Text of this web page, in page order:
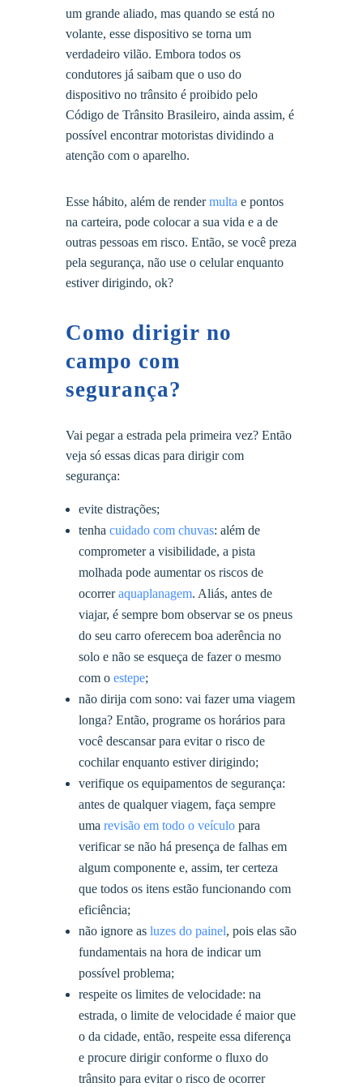
um grande aliado, mas quando se está no
volante, esse dispositivo se torna um
verdadeiro vilão. Embora todos os
condutores já saibam que o uso do
dispositivo no trânsito é proibido pelo
Código de Trânsito Brasileiro, ainda assim, é
possível encontrar motoristas dividindo a
atenção com o aparelho.
Esse hábito, além de rendermulta e pontos
na carteira, pode colocar a sua vida e a de
outras pessoas em risco. Então, se você preza
pela segurança, não use o celular enquanto
estiver dirigindo, ok?
Como dirigir no
campo com
segurança?
Vai pegar a estrada pela primeira vez? Então
veja só essas dicas para dirigir com
segurança:
evite distrações;
tenha cuidado com chuvas: além de
comprometer a visibilidade, a pista
molhada pode aumentar os riscos de
ocorreraquaplanagem. Aliás, antes de
viajar, é sempre bom observar se os pneus
do seu carro oferecem boa aderência no
solo e não se esqueça de fazer o mesmo
com o estepe;
não dirija com sono: vai fazer uma viagem
longa? Então, programe os horários para
você descansar para evitar o risco de
cochilar enquanto estiver dirigindo;
verifique os equipamentos de segurança:
antes de qualquer viagem, faça sempre
uma revisão em todo o veículopara
verificar se não há presença de falhas em
algum componente e, assim, ter certeza
que todos os itens estão funcionando com
eficiência;
não ignore as luzes do painel, pois elas são
fundamentais na hora de indicar um
possível problema;
respeite os limites de velocidade: na
estrada, o limite de velocidade é maior que
o da cidade, então, respeite essa diferença
e procure dirigir conforme o fluxo do
trânsito para evitar o risco de ocorrer